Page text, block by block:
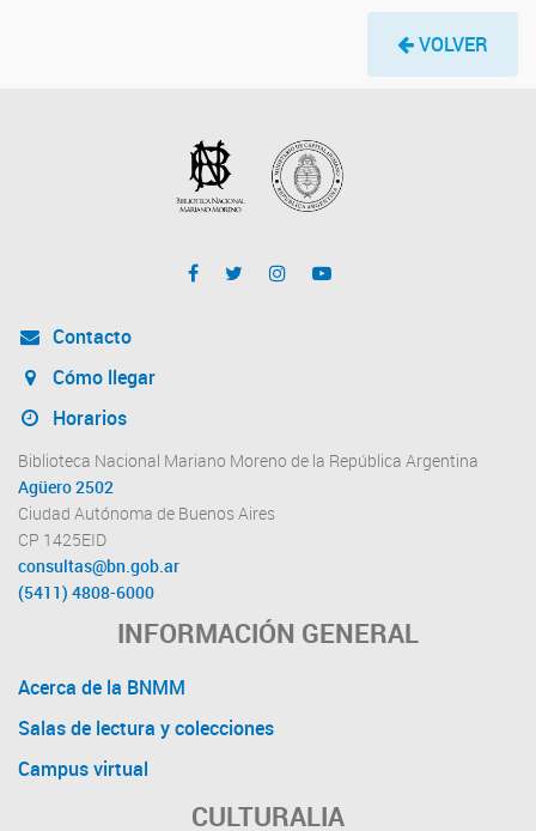
VOLVER
Contacto
Cómo llegar
Horarios
Biblioteca Nacional Mariano Moreno de la República Argentina
Agüero 2502
Ciudad Autónoma de Buenos Aires
CP 1425EID
consultas@bn.gob.ar
(5411) 4808-6000
INFORMACIÓN GENERAL
Acerca de la BNMM
Salas de lectura y colecciones
Campus virtual
CULTURALIA